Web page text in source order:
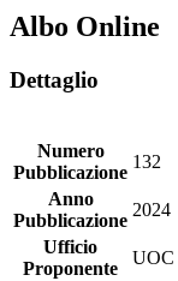
Albo Online
Dettaglio
Numero
Pubblicazione
132
Anno
Pubblicazione
2024
Ufficio
Proponente
UOC